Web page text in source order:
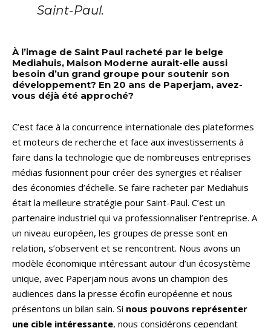
Saint-Paul.
À l’image de Saint Paul racheté par le belge
Mediahuis, Maison Moderne aurait-elle aussi
besoin d’un grand groupe pour soutenir son
développement? En 20 ans de Paperjam, avez-
vous déjà été approché?
C’est face à la concurrence internationale des plateformes
et moteurs de recherche et face aux investissements à
faire dans la technologie que de nombreuses entreprises
médias fusionnent pour créer des synergies et réaliser
des économies d’échelle. Se faire racheter par Mediahuis
était la meilleure stratégie pour Saint-Paul. C’est un
partenaire industriel qui va professionnaliser l’entreprise. A
un niveau européen, les groupes de presse sont en
relation, s’observent et se rencontrent. Nous avons un
modèle économique intéressant autour d’un écosystème
unique, avec Paperjam nous avons un champion des
audiences dans la presse écofin européenne et nous
présentons un bilan sain. Si nous pouvons représenter
une cible intéressante, nous considérons cependant